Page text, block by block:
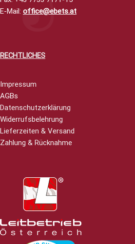
E-Mail: office@ebets.at
RECHTLICHES
Impressum
AGBs
Datenschutzerklärung
Widerrufsbelehrung
Lieferzeiten & Versand
Zahlung & Rücknahme